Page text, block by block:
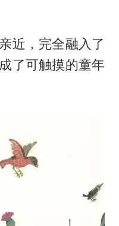
近，完全融入了
了可触摸的童年